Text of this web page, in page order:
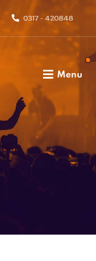
0317 - 420848
Menu